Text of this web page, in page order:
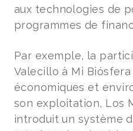
aux technologies de
programmes de
Par exemple, la
Valecillo à Mi
économiques et
son exploitation, Los
introduit un système